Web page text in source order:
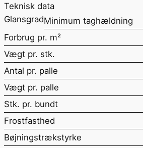
Teknisk data
GlansgradMinimum taghældning
Forbrug pr. m²
Vægt pr. stk.
Antal pr. palle
Vægt pr. palle
Stk. pr. bundt
Frostfasthed
Bøjningstrækstyrke